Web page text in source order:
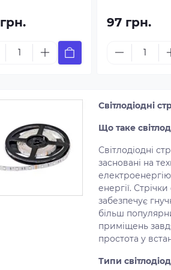
97 грн.
Світлодіодні
Що таке
Світлодіодні
засновані на
енергії.
забезпечує
більш
приміщень
простота у
Типи